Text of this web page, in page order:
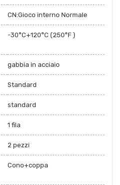
CN:Gioco interno Normale
-30°C+120°C (250°F )
gabbia in acciaio
Standard
standard
1 fila
2 pezzi
Cono+coppa